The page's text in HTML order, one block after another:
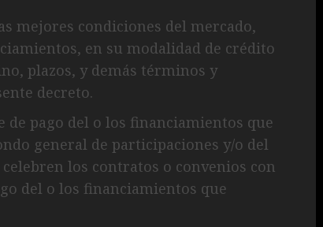
mejores condiciones del mercado,
en su modalidad de crédito
plazos, y demás términos y
decreto.
pago del o los financiamientos que
general de participaciones y/o del
los contratos o convenios con
del o los financiamientos que